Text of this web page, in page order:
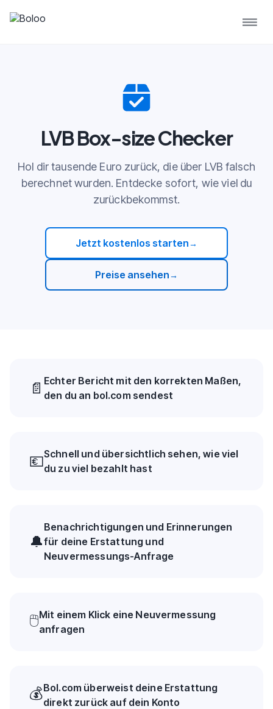
LVB Box-size Checker
Hol dir tausende Euro zurück, die über LVB falsch
berechnet wurden. Entdecke sofort, wie viel du
zurückbekommst.
Jetzt kostenlos starten→
Preise ansehen→
📄 Echter Bericht mit den korrekten Maßen,
den du an bol.com sendest
💶Schnell und übersichtlich sehen, wie viel
du zu viel bezahlt hast
🔔
Benachrichtigungen und Erinnerungen
für deine Erstattung und
Neuvermessungs-Anfrage
🖱️Mit einem Klick eine Neuvermessung
anfragen
💰Bol.com überweist deine Erstattung
direkt zurück auf dein Konto